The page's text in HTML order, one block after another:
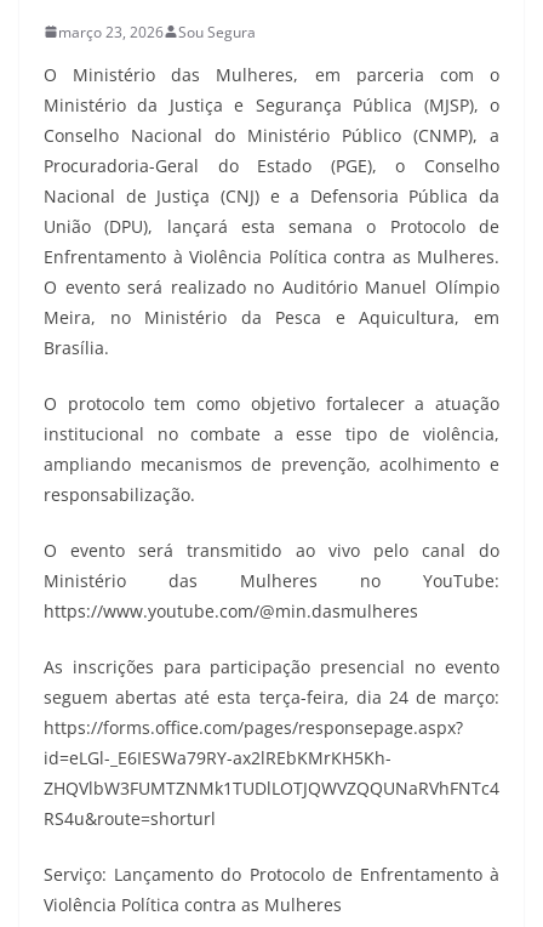
março 23, 2026 Sou Segura
O Ministério das Mulheres, em parceria com o
Ministério da Justiça e Segurança Pública (MJSP), o
Conselho Nacional do Ministério Público (CNMP), a
Procuradoria-Geral do Estado (PGE), o Conselho
Nacional de Justiça (CNJ) e a Defensoria Pública da
União (DPU), lançará esta semana o Protocolo de
Enfrentamento à Violência Política contra as Mulheres.
O evento será realizado no Auditório Manuel Olímpio
Meira, no Ministério da Pesca e Aquicultura, em
Brasília.
O protocolo tem como objetivo fortalecer a atuação
institucional no combate a esse tipo de violência,
ampliando mecanismos de prevenção, acolhimento e
responsabilização.
O evento será transmitido ao vivo pelo canal do
Ministério das Mulheres no YouTube:
https://www.youtube.com/@min.dasmulheres
As inscrições para participação presencial no evento
seguem abertas até esta terça-feira, dia 24 de março:
https://forms.office.com/pages/responsepage.aspx?
id=eLGl-_E6IESWa79RY-ax2lREbKMrKH5Kh-
ZHQVlbW3FUMTZNMk1TUDlLOTJQWVZQQUNaRVhFNTc4
RS4u&route=shorturl
Serviço: Lançamento do Protocolo de Enfrentamento à
Violência Política contra as Mulheres